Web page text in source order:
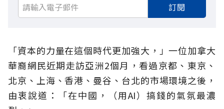
訂閱
「資本的力量在這個時代更加強大，」一位加拿大
華裔網民近期走訪亞洲2個月，看過京都、東京、
北京、上海、香港、曼谷、台北的市場環境之後，
由衷說道：「在中國，（用AI）搞錢的氣氛最濃